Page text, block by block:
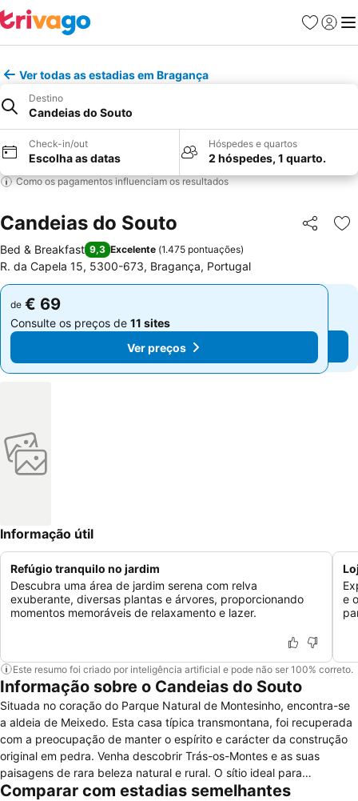
Favoritos
Iniciar
Ver todas as estadias em Bragança
Destino
Candeias do Souto
Check-in/out
Escolha as datas
Hóspedes e quartos
2 hóspedes, 1 quarto.
Como os pagamentos influenciam os resultados
Candeias do Souto Partilhar
Bed & Breakfast 9,3 Excelente (1.475 pontuações)
R. da Capela 15, 5300-673, Bragança, Portugal
de € 69
Consulte os preços de 11 sites
Ver preços
de € 69
Consulte os preços de 11 sites
Ver preços
Informação útil
Refúgio tranquilo no jardim
Descubra uma área de jardim serena com relva
exuberante, diversas plantas e árvores, proporcionando
momentos memoráveis de relaxamento e lazer.
e
Este resumo foi criado por inteligência artificial e pode não ser 100% correto.
Informação sobre o Candeias do Souto
Situada no coração do Parque Natural de Montesinho, encontra-se
a aldeia de Meixedo. Esta casa típica transmontana, foi recuperada
com a preocupação de manter o espírito e carácter da construção
original em pedra. Venha descobrir Trás-os-Montes e as suas
paisagens de rara beleza natural e rural. O sítio ideal para
descontrair, relaxar e desfrutar da Natureza
Comparar com estadias semelhantes